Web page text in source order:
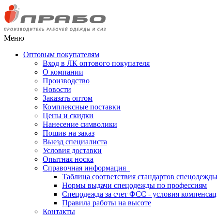
Меню
Оптовым покупателям
Вход в ЛК оптового покупателя
О компании
Производство
Новости
Заказать оптом
Комплексные поставки
Цены и скидки
Нанесение символики
Пошив на заказ
Выезд специалиста
Условия доставки
Опытная носка
Справочная информация
Таблица соответствия стандартов спецодежды
Нормы выдачи спецодежды по профессиям
Спецодежда за счет ФСС - условия
Правила работы на высоте
Контакты